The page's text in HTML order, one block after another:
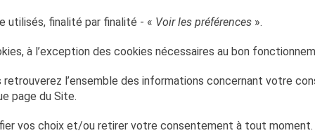
utilisés, finalité par finalité - « Voir les préférences».
à l’exception des cookies nécessaires au bon
l’ensemble des informations concernant votre
page du Site.
vos choix et/ou retirer votre consentement à tout moment.